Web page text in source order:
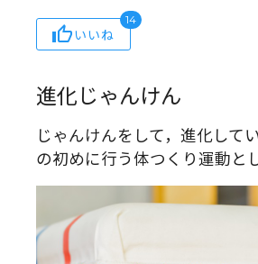
いいね
14
進化じゃんけん
じゃんけんをして，進化して
の初めに行う体つくり運動と